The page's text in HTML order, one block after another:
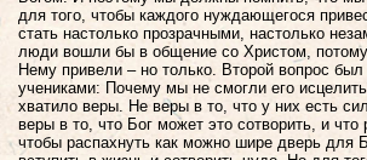
для того, чтобы каждого нуждающегося
стать настолько прозрачными, настолько
люди вошли бы в общение со Христом,
Нему привели – но только. Второй вопрос был
учениками: Почему мы не смогли его
хватило веры. Не веры в то, что у них есть
веры в то, что Бог может это сотворить, и что
чтобы распахнуть как можно шире дверь для